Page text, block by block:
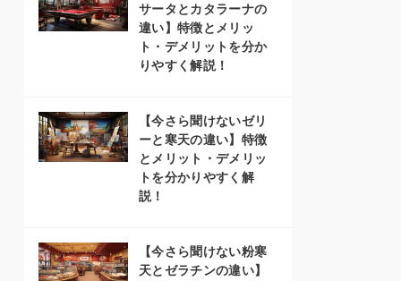
サータとカタラーナの
違い】特徴とメリッ
ト・デメリットを分か
りやすく解説！
【今さら聞けないゼリ
ーと寒天の違い】特徴
とメリット・デメリッ
トを分かりやすく解
説！
【今さら聞けない粉寒
天とゼラチンの違い】